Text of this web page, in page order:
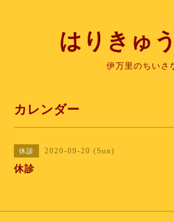
はりきゅ
伊万里のちいさ
カレンダー
休診 2020-09-20 (Sun)
休診